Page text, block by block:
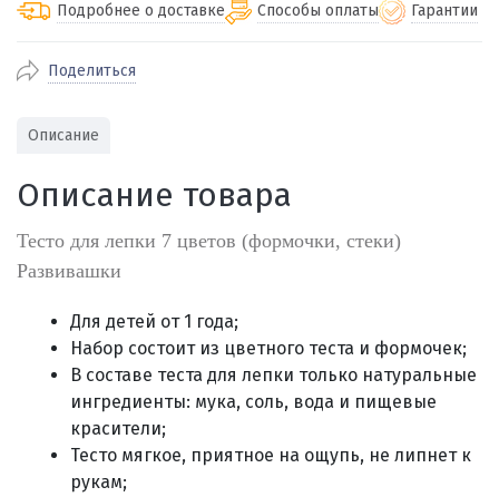
Подробнее о доставке
По Екатеринбургу бесплатная
Отправляем во все регионы России
службами Пэк, Кит, Луч, Сдэк, Озон
доставка, Почта РФ или любой другой
транспортной компанией на Ваш выбор
Способы оплаты
Через СБП при получении (для
Екатеринбурга и близлежащих
городов)
Онлайн через СБП
Гарантии
Поделиться
Описание
Описание товара
Тесто для лепки 7 цветов (формочки, стеки)
Развивашки
Для детей от 1 года;
Набор состоит из цветного теста и формочек;
В составе теста для лепки только натуральные
ингредиенты: мука, соль, вода и пищевые
красители;
Тесто мягкое, приятное на ощупь, не липнет к
рукам;